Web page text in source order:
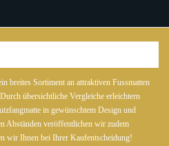
breites Sortiment an attraktiven Fussmatten
übersichtliche Vergleiche erleichtern
in gewünschtem Design und
Abständen veröffentlichen wir zudem
wir Ihnen bei Ihrer Kaufentscheidung!